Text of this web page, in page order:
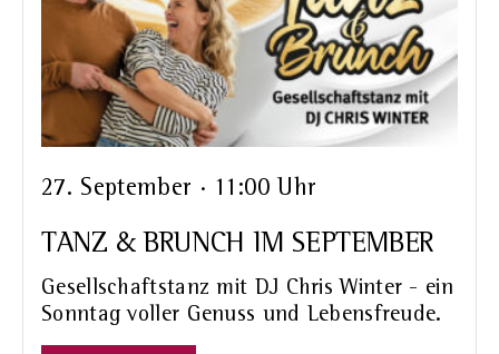
TANZ & BRUNCH IM SEPTEMBER
27. September · 11:00 Uhr
Gesellschaftstanz mit DJ Chris Winter - ein
Sonntag voller Genuss und Lebensfreude.